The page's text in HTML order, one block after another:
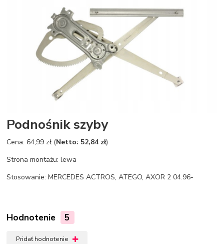
Podnośnik szyby
Cena: 64,99 zł (Netto: 52,84 zł)
Strona montażu: lewa
Stosowanie: MERCEDES ACTROS, ATEGO, AXOR 2 04.96-
Hodnotenie 5
Pridať hodnotenie